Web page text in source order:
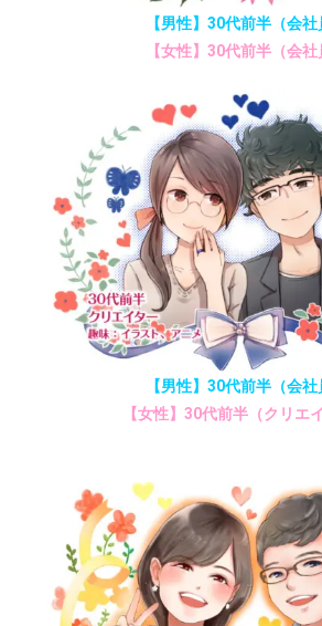
【男性】30代前半（会社
【女性】30代前半（会社
【男性】30代前半（会社
【女性】30代前半（クリエ